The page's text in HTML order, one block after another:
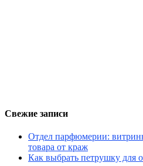
Свежие записи
Отдел парфюмерии:
товара от краж
Как выбрать петрушку для